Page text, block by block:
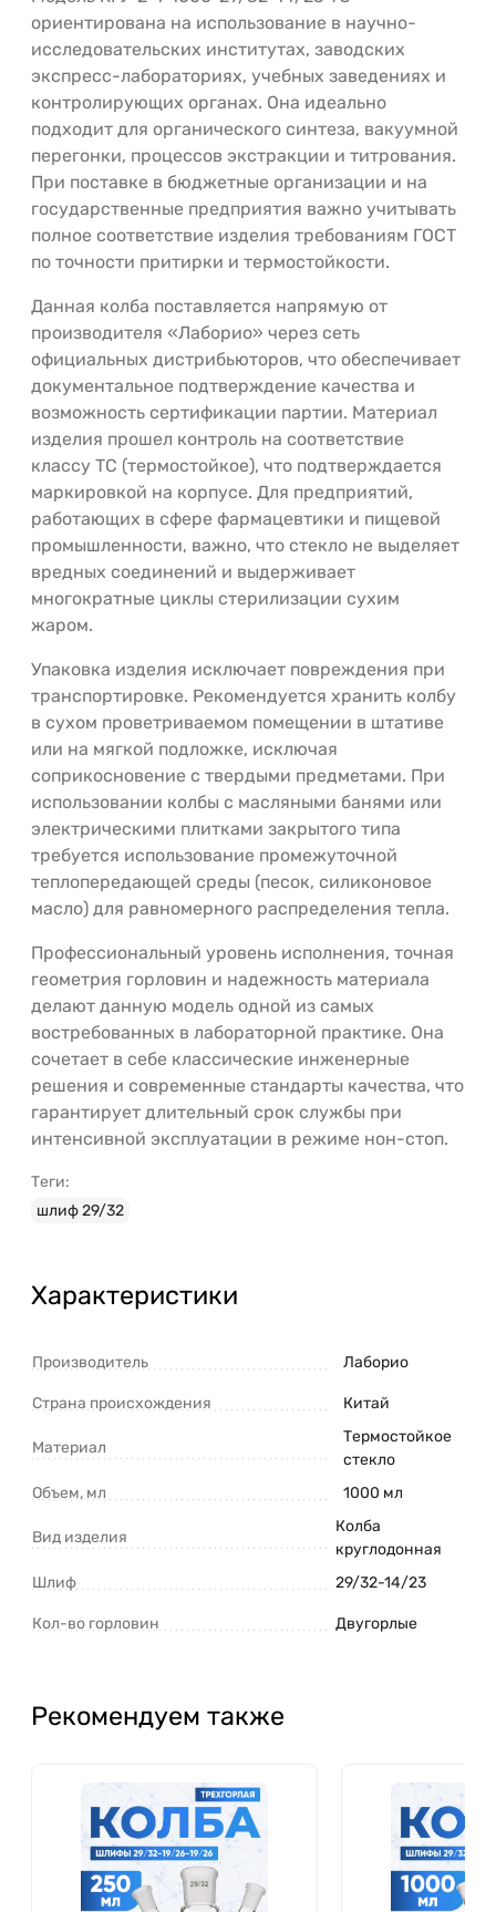
ориентирована на использование в научно-
исследовательских институтах, заводских
экспресс-лабораториях, учебных заведениях и
контролирующих органах. Она идеально
подходит для органического синтеза, вакуумной
перегонки, процессов экстракции и титрования.
При поставке в бюджетные организации и на
государственные предприятия важно учитывать
полное соответствие изделия требованиям ГОСТ
по точности притирки и термостойкости.
Данная колба поставляется напрямую от
производителя «Лаборио» через сеть
официальных дистрибьюторов, что обеспечивает
документальное подтверждение качества и
возможность сертификации партии. Материал
изделия прошел контроль на соответствие
классу ТС (термостойкое), что подтверждается
маркировкой на корпусе. Для предприятий,
работающих в сфере фармацевтики и пищевой
промышленности, важно, что стекло не выделяет
вредных соединений и выдерживает
многократные циклы стерилизации сухим
жаром.
Упаковка изделия исключает повреждения при
транспортировке. Рекомендуется хранить колбу
в сухом проветриваемом помещении в штативе
или на мягкой подложке, исключая
соприкосновение с твердыми предметами. При
использовании колбы с масляными банями или
электрическими плитками закрытого типа
требуется использование промежуточной
теплопередающей среды (песок, силиконовое
масло) для равномерного распределения тепла.
Профессиональный уровень исполнения, точная
геометрия горловин и надежность материала
делают данную модель одной из самых
востребованных в лабораторной практике. Она
сочетает в себе классические инженерные
решения и современные стандарты качества, что
гарантирует длительный срок службы при
интенсивной эксплуатации в режиме нон-стоп.
Теги:
шлиф 29/32
Характеристики
Производитель Лаборио
Страна происхождения Китай
Материал
Термостойкое
стекло
Объем, мл
1000 мл
Вид изделия
Колба
круглодонная
Шлиф
29/32-14/23
Кол-во горловин Двугорлые
Рекомендуем также